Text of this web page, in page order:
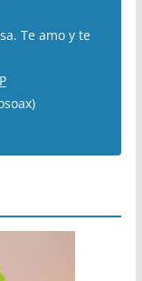
Te amo y te